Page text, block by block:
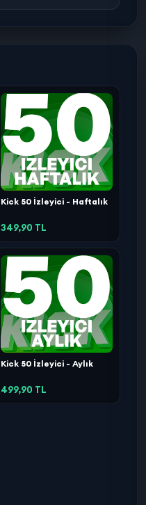
Kick 50 İzleyici - Haftalık
349,90 TL
Kick 50 İzleyici - Aylık
499,90 TL